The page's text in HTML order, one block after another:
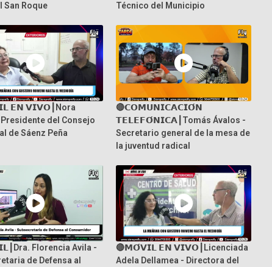
San Roque
Técnico del Municipio
𝗘𝗡 𝗩𝗜𝗩𝗢┃Nora
Presidente del Consejo
de Sáenz Peña
🔴𝗖𝗢𝗠𝗨𝗡𝗜𝗖𝗔𝗖𝗜𝗢́𝗡
𝗧𝗘𝗟𝗘𝗙𝗢́𝗡𝗜𝗖𝗔┃Tomás Ávalos -
Secretario general de la mesa de
la juventud radical
Florencia Avila -
de Defensa al
🔴𝗠𝗢́𝗩𝗜𝗟 𝗘𝗡 𝗩𝗜𝗩𝗢┃Licenciada
Adela Dellamea - Directora del